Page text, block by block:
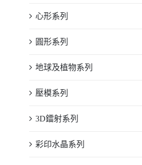
心形系列
圓形系列
地球及植物系列
壓模系列
3D鐳射系列
彩印水晶系列